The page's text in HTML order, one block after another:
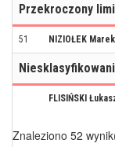
Przekroczony
51 NIZIOŁEK Marek
Niesklasyfikowani
FLISIŃSKI
Znaleziono 52